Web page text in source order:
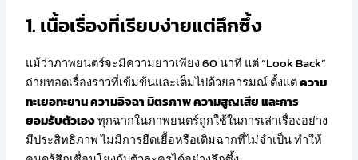
1. เนื้อเรื่องที่เรียบง่ายแต่ลึกซึ้ง
แม้ว่าภาพยนตร์จะมีความยาวเพียง 60 นาที แต่ “Look Back”
ถ่ายทอดเรื่องราวที่เข้มข้นและเต็มไปด้วยอารมณ์ ตั้งแต่ความ
ทะเยอทะยาน ความอิจฉา มิตรภาพ ความสูญเสีย และการ
ยอมรับตัวเองทุกฉากในภาพยนตร์ถูกใช้ในการเล่าเรื่องอย่าง
มีประสิทธิภาพ ไม่มีการยืดเยื้อหรือเติมฉากที่ไม่จำเป็น ทำให้